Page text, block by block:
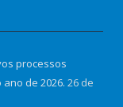
processos
de 2026. 26 de